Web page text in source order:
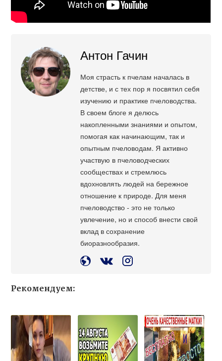
Антон Гачин
Моя страсть к пчелам началась в
детстве, и с тех пор я посвятил себя
изучению и практике пчеловодства.
В своем блоге я делюсь
накопленными знаниями и опытом,
помогая как начинающим, так и
опытным пчеловодам. Я активно
участвую в пчеловодческих
сообществах и стремлюсь
вдохновлять людей на бережное
отношение к природе. Для меня
пчеловодство - это не только
увлечение, но и способ внести свой
вклад в сохранение
биоразнообразия.
Рекомендуем: